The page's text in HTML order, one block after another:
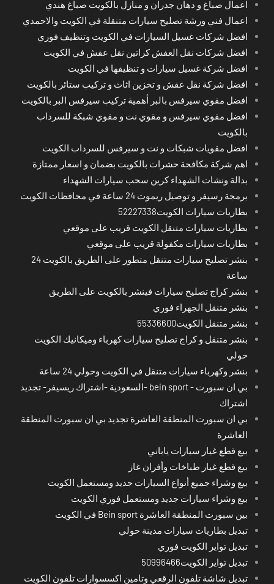
اعمال صباغ و دهان جدران و منازل بالكويت صباغ هندي
اعمال فني ورشة تصليح سيارات متنقلة في الكويت والاحمدي
افضل شركات غسيل السيارات في الكويت وتنظيف فوري
افضل شركات نقل العفش كراتين نقل عفش في الكويت
افضل شركة غسيل سيارات و تنظيفها في الكويت
افضل شركة نقل عفش و تخزين اثاث و تركيب ستائر بالكويت
افضل مقوي سيرفس بالبر أهمية تركيب سيرفس البر بالكويت
افضل مقوي سيرفس و مقوي نت و مقوي شبكة للسرداب
بالكويت
افضل مقويات شبكات و نت و سيرفس للسرداب الكويت
اهم شركة مكافحة حشرات بالكويت بضمان و اسعار ممتازة
بدالة ونشات الشهداء كرين سحب سيارات الشهداء
برمجة رسيفر و توصيل ريموت 24 ساعة في محافظات الكويت
بطاريات سيارات الكويت52227338
بطاريات سيارات متنقل الكويت قريب على موقعي
بطاريات سيارات مكفولة قريب على موقعي
بنشر تصليح سيارات متنقل متطور على الطريق بالكويت 24
ساعة
بنشر كراج تصليح سيارات فينشر بالكويت على الطريق
بنشر متنقل الجهراء فوري
بنشر متنقل الكويت55336600
بنشر متنقل و كراج تصليح سيارات كهرباء وميكانيك الكويت
حولي
بنشر وكهرباء سيارات متنقل في الكويت وحولي 24 ساعة
بي ان سبورت - bein sport -السعودية -اشتراك ريسيفر- تجديد
اشتراك
بي ان سبورت المنطقة العاشرة تجديد بي ان سبورت المنطقة
العاشرة
بيع قطع غيار سيارات ياباني
بيع قطع غيار طباخات وأفران غاز
بيع وشراء جميع أنواع السيارات جديد ومستعمل الكويت
بيع وشراء سيارات جديد ومستعمل فوري الكويت
بين سبورت المنطقة العاشرة Bein sport في الكويت
تبديل بطاريات سيارات مدينة حولي
تبديل تواير الكويت فوري
تبديل تواير الكويت50996466
تبديل شاشة تلفون الرقعي وتامين اكسسوارات تلفون الكويت